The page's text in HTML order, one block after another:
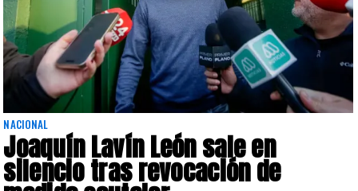
NACIONAL
Joaquín Lavín León sale en
silencio tras revocación de